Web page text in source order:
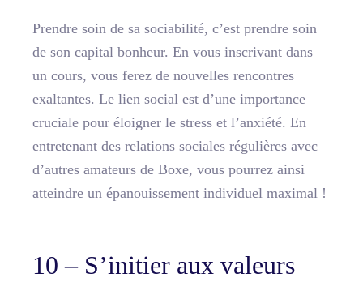
Prendre soin de sa sociabilité, c’est prendre soin
de son capital bonheur. En vous inscrivant dans
un cours, vous ferez de nouvelles rencontres
exaltantes. Le lien social est d’une importance
cruciale pour éloigner le stress et l’anxiété. En
entretenant des relations sociales régulières avec
d’autres amateurs de Boxe, vous pourrez ainsi
atteindre un épanouissement individuel maximal !
10 – S’initier aux valeurs